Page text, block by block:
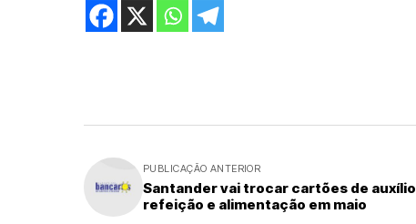
PUBLICAÇÃO ANTERIOR
Santander vai trocar cartões de auxílio
refeição e alimentação em maio